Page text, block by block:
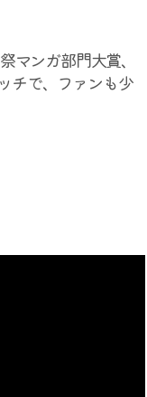
ンガ部門大賞、
チで、ファンも少